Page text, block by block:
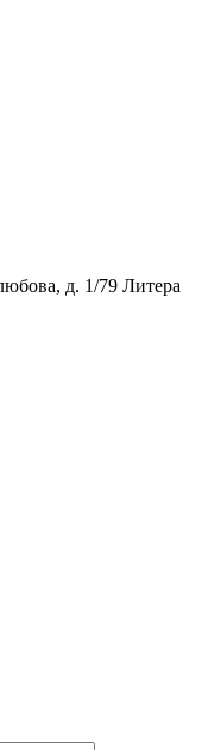
д. 1/79 Литера